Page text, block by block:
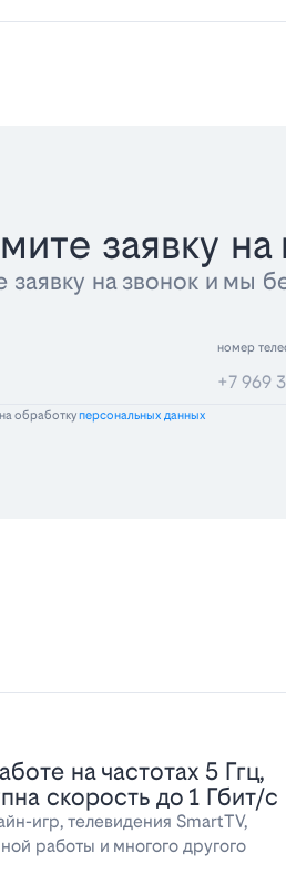
заявку
заявку на звонок и
номер
обработкуперсональных данных
на частотах 5 Ггц,
скорость до 1 Гбит/с
игр, телевидения SmartTV,
работы и многого другого